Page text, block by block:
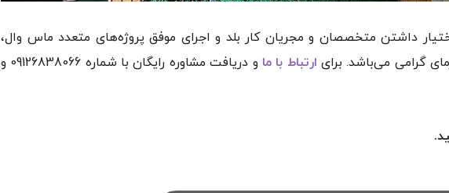
داشتن متخصصان و مجریان کار بلد و اجرای موفق پروژه‌های متعدد ماس وال،
گرامی می‌باشد. برای ارتباط با ما
و دریافت مشاوره رایگان با شماره 09126838066 و